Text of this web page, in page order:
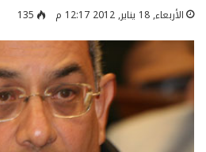
الأربعاء, 18 يناير, 2012 12:17 م 135